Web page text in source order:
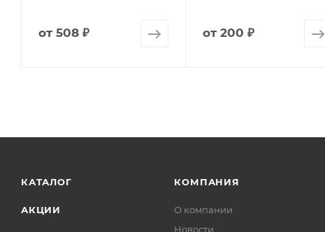
от 508 ₽ от 200 ₽
КАТАЛОГ
АКЦИИ
КОМПАНИЯ
О компании
Новости